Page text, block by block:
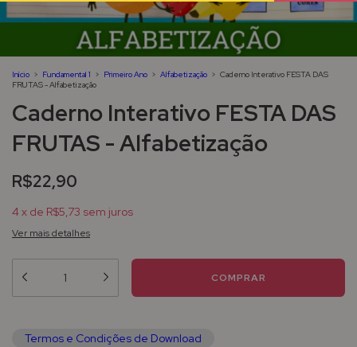
Início > Fundamental 1 > Primeiro Ano > Alfabetização > Caderno Interativo FESTA DAS
FRUTAS - Alfabetização
Caderno Interativo FESTA DAS
FRUTAS - Alfabetização
R$22,90
4 x de R$5,73 sem juros
Ver mais detalhes
Termos e Condições de Download